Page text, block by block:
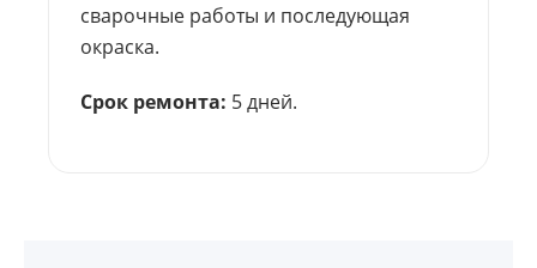
сварочные работы и последующая
окраска.
Срок ремонта: 5 дней.